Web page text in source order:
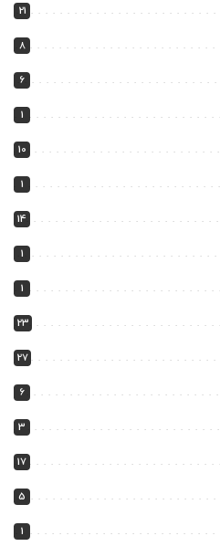
21
8
6
1
10
1
14
1
1
23
27
6
3
17
5
1